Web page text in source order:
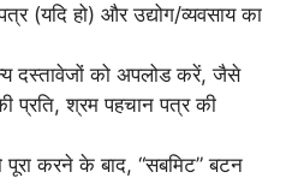
(यदि हो) और उद्योग/व्यवसाय का
दस्तावेजों को अपलोड करें, जैसे
प्रति, श्रम पहचान पत्र की
करने के बाद, “सबमिट” बटन